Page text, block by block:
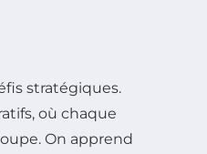
stratégiques.
où chaque
On apprend